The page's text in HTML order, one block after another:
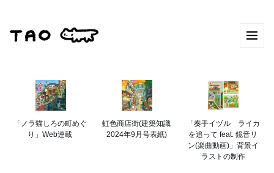
「ノラ猫しろの町めぐ
り」Web連載
虹色商店街(建築知識
2024年9月号表紙)
「奏手イヅル ライカ
を追って feat. 鏡音リ
ン(楽曲動画)」背景イ
ラストの制作